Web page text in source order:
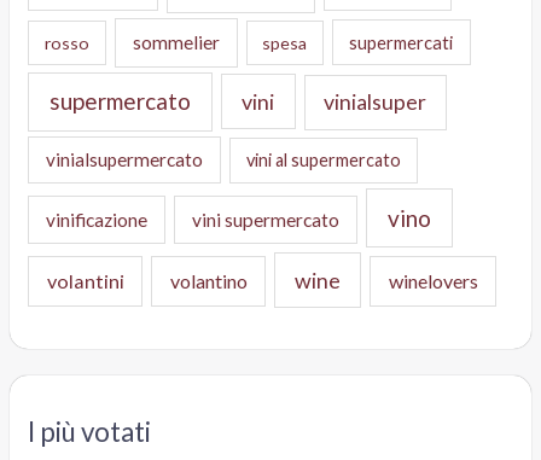
rosso sommelier spesa supermercati
supermercato vini vinialsuper
vinialsupermercato vini al supermercato
vinificazione vini supermercato vino
volantini volantino wine winelovers
I più votati